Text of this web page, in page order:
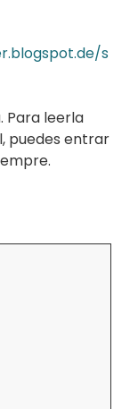
s
Para leerla
puedes entrar